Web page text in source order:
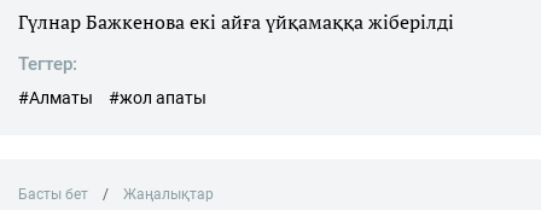
Гүлнар Бажкенова екі айға үйқамаққа жіберілді
Тегтер:
#Алматы #жол апаты
Басты бет Жаңалықтар